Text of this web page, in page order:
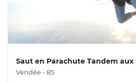
Saut en Parachute Tandem aux
Vendée - 85